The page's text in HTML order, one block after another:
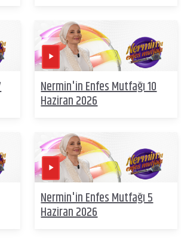
Nermin'in Enfes Mutfağı 10
Haziran 2026
Nermin'in Enfes Mutfağı 5
Haziran 2026